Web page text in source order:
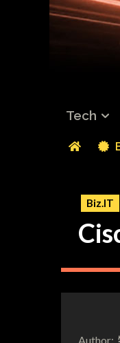
Tech
Biz.IT
Author: